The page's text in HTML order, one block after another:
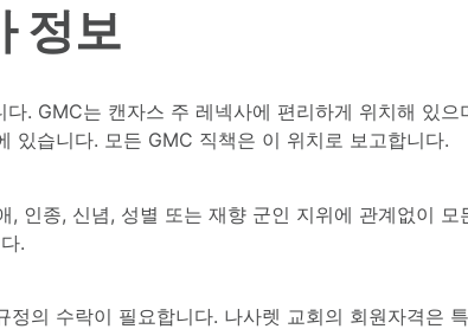
정보
. GMC는 캔자스 주 레넥사에 편리하게 위치해 있
있습니다. 모든 GMC 직책은 이 위치로 보고합니다.
인종, 신념, 성별 또는 재향 군인 지위에 관계없이 모
.
의 수락이 필요합니다. 나사렛 교회의 회원자격은